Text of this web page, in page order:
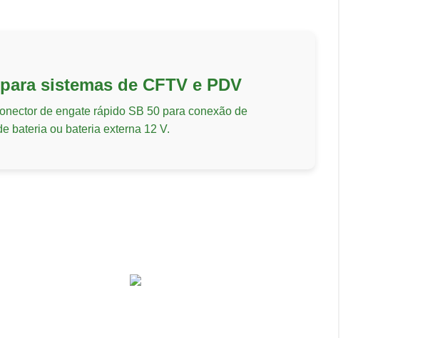
sistemas de CFTV e PDV
de engate rápido SB 50 para conexão de
bateria ou bateria externa 12 V.